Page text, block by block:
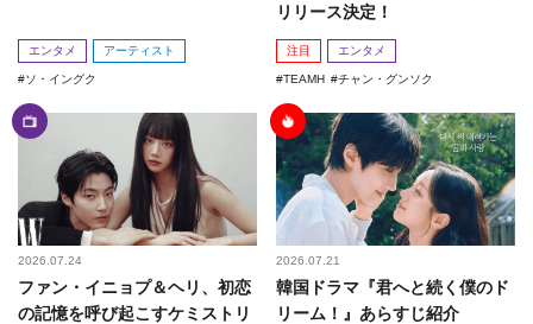
エンタメ アーティスト
ソ・イングク
リリース決定！
注目 エンタメ
TEAMH チャン・グンソク
2026.07.24
ファン・イニョプ＆ヘリ、初恋
の記憶を呼び起こすケミストリ
2026.07.21
韓国ドラマ『君へと続く僕のド
リーム！』あらすじ紹介